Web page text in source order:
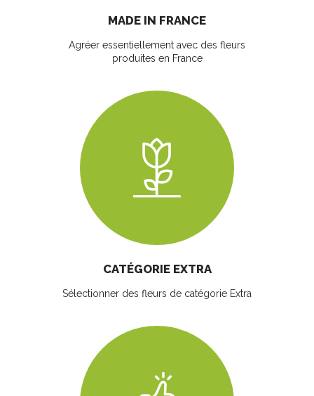
MADE IN FRANCE
Agréer essentiellement avec des fleurs
produites en France
CATÉGORIE EXTRA
Sélectionner des fleurs de catégorie Extra